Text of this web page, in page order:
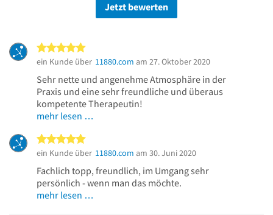
Jetzt bewerten
ein Kunde über 11880.com am 27. Oktober 2020
Sehr nette und angenehme Atmosphäre in der
Praxis und eine sehr freundliche und überaus
kompetente Therapeutin!
mehr lesen …
ein Kunde über 11880.com am 30. Juni 2020
Fachlich topp, freundlich, im Umgang sehr
persönlich - wenn man das möchte.
mehr lesen …